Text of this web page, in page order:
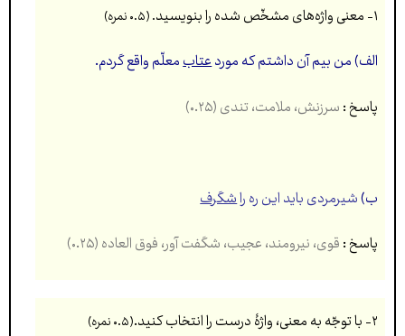
۱- معنی واژه‌های مشخّص شده را بنويسيد . (۰.۵ نمره)
الف) من بيم آن داشتم كه موردعتابمعلّم واقع گردم.
پاسخ :سرزنش، ملامت، تندی (۰.۲۵)
ب)شيرمردی باید این ره راشگرف
پاسخ :قوی، نیرومند، عجیب، شگفت آور، فوق العاده (۰.۲۵)
۲- با توجّه به معنی، واژۀ درست را انتخاب كنيد. (۰.۵ نمره)